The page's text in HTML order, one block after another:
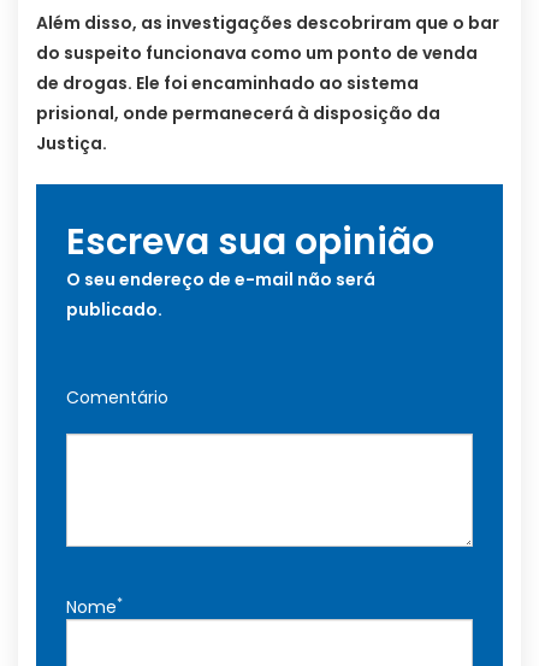
Além disso, as investigações descobriram que o bar
do suspeito funcionava como um ponto de venda
de drogas. Ele foi encaminhado ao sistema
prisional, onde permanecerá à disposição da
Justiça.
Escreva sua opinião
O seu endereço de e-mail não será
publicado.
Comentário
Nome*